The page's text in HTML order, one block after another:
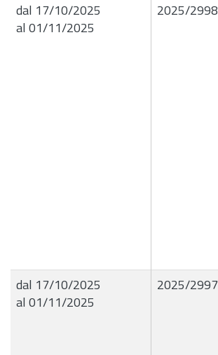
dal 17/10/2025
al 01/11/2025
2025/2998
dal 17/10/2025
al 01/11/2025
2025/2997